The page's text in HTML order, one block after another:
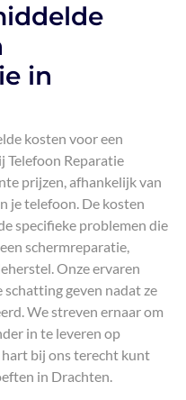
in
kosten voor een
Telefoon Reparatie
prijzen, afhankelijk van
je telefoon. De kosten
specifieke problemen die
schermreparatie,
Onze ervaren
geven nadat ze
We streven ernaar om
in te leveren op
bij ons terecht kunt
in Drachten.